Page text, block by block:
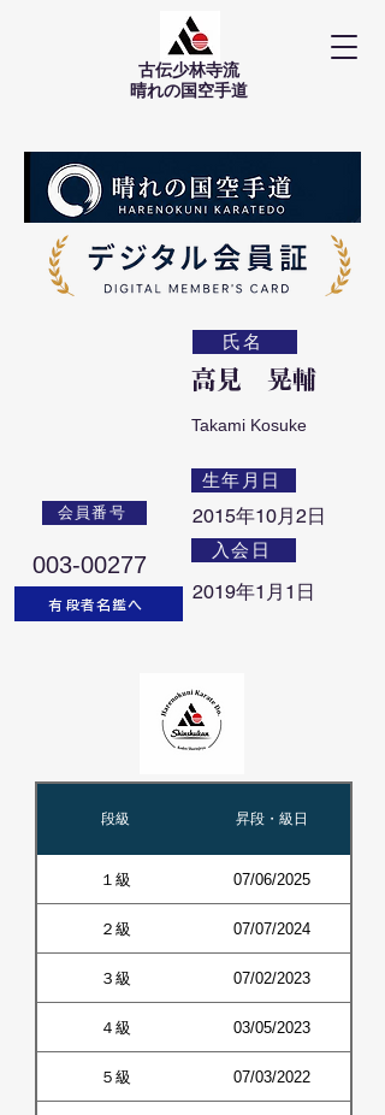
古伝少林寺流
​晴れの国空手道
会員番号
003-00277
有段者名鑑へ
氏名
高見 晃輔
Takami Kosuke
生年月日
2015年10月2日
入会日
2019年1月1日
段級 昇段・級日
１級 07/06/2025
２級 07/07/2024
３級 07/02/2023
４級 03/05/2023
５級 07/03/2022